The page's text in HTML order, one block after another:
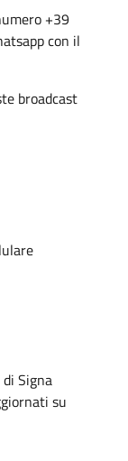
+39
con il
broadcast
Signa
su